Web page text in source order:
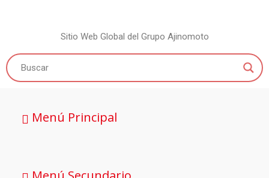
Sitio Web Global del Grupo Ajinomoto
Menú Principal